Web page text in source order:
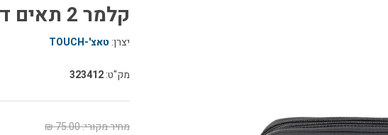
קלמר 2 תאים דובי COOL
יצרן: טאצ'-TOUCH
מק"ט:323412
מחיר מקורי:75.00 ₪